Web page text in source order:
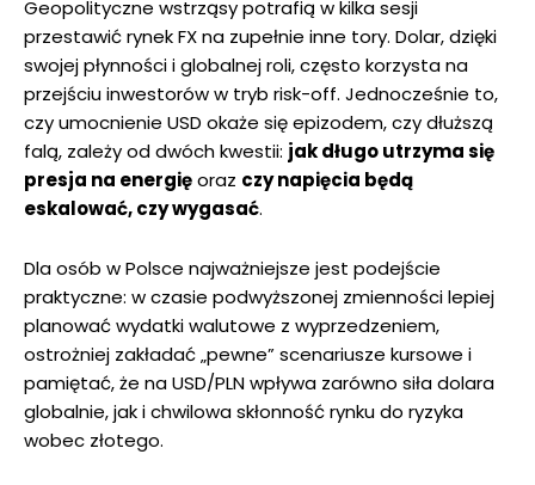
Geopolityczne wstrząsy potrafią w kilka sesji
przestawić rynek FX na zupełnie inne tory. Dolar, dzięki
swojej płynności i globalnej roli, często korzysta na
przejściu inwestorów w tryb risk-off. Jednocześnie to,
czy umocnienie USD okaże się epizodem, czy dłuższą
falą, zależy od dwóch kwestii: jak długo utrzyma się
presja na energięoraz czy napięcia będą
eskalować, czy wygasać.
Dla osób w Polsce najważniejsze jest podejście
praktyczne: w czasie podwyższonej zmienności lepiej
planować wydatki walutowe z wyprzedzeniem,
ostrożniej zakładać „pewne” scenariusze kursowe i
pamiętać, że na USD/PLN wpływa zarówno siła dolara
globalnie, jak i chwilowa skłonność rynku do ryzyka
wobec złotego.